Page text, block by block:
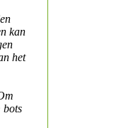
kan
het
bots